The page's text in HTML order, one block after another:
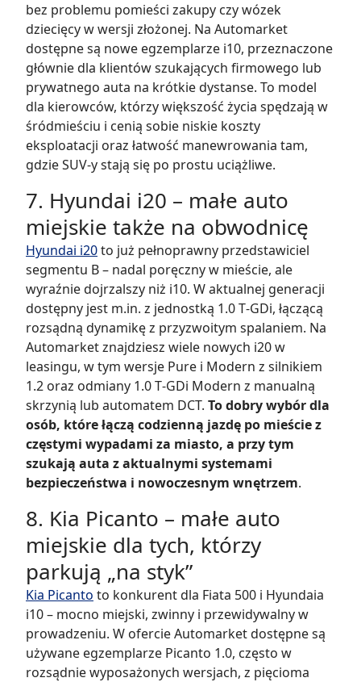
bez problemu pomieści zakupy czy wózek
dziecięcy w wersji złożonej. Na Automarket
dostępne są nowe egzemplarze i10, przeznaczone
głównie dla klientów szukających firmowego lub
prywatnego auta na krótkie dystanse. To model
dla kierowców, którzy większość życia spędzają w
śródmieściu i cenią sobie niskie koszty
eksploatacji oraz łatwość manewrowania tam,
gdzie SUV-y stają się po prostu uciążliwe.
7. Hyundai i20 – małe auto
miejskie także na obwodnicę
Hyundai i20to już pełnoprawny przedstawiciel
segmentu B – nadal poręczny w mieście, ale
wyraźnie dojrzalszy niż i10. W aktualnej generacji
dostępny jest m.in. z jednostką 1.0 T‑GDi, łączącą
rozsądną dynamikę z przyzwoitym spalaniem. Na
Automarket znajdziesz wiele nowych i20 w
leasingu, w tym wersje Pure i Modern z silnikiem
1.2 oraz odmiany 1.0 T‑GDi Modern z manualną
skrzynią lub automatem DCT. To dobry wybór dla
osób, które łączą codzienną jazdę po mieście z
częstymi wypadami za miasto, a przy tym
szukają auta z aktualnymi systemami
bezpieczeństwa i nowoczesnym wnętrzem.
8. Kia Picanto – małe auto
miejskie dla tych, którzy
parkują „na styk”
Kia Picanto to konkurent dla Fiata 500 i Hyundaia
i10 – mocno miejski, zwinny i przewidywalny w
prowadzeniu. W ofercie Automarket dostępne są
używane egzemplarze Picanto 1.0, często w
rozsądnie wyposażonych wersjach, z pięcioma